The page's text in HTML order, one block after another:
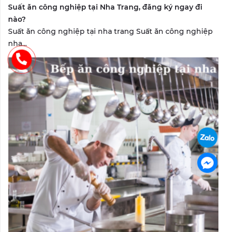
Suất ăn công nghiệp tại Nha Trang, đăng ký ngay đi
nào?
Suất ăn công nghiệp tại nha trang Suất ăn công nghiệp
nha...